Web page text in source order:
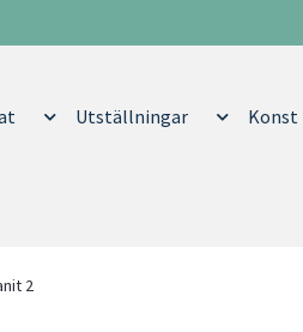
Utställningar
2